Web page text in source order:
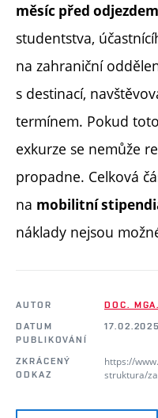
měsíc před odjezdem
studentstva,
na zahraniční
s destinací,
termínem. Pokud
exkurze se nemůže
propadne. Celková
na mobilitní
náklady nejsou
AUTOR
DOC.
DATUM
PUBLIKOVÁNÍ
ZKRÁCENÝ
ODKAZ
https://
struktura/